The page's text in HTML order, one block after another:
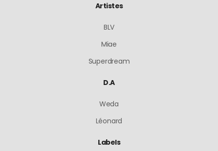
Artistes
BLV
Miae
Superdream
D.A
Weda
Léonard
Labels